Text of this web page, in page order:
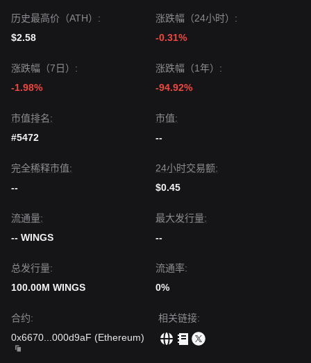
历史最高价（ATH）:
$2.58
涨跌幅（24小时）:
-0.31%
涨跌幅（7日）:
-1.98%
涨跌幅（1年）:
-94.92%
市值排名:
#5472
市值:
--
完全稀释市值:
--
24小时交易额:
$0.45
流通量:
-- WINGS
最大发行量:
--
总发行量:
100.00M WINGS
流通率:
0%
合约:
0x6670
000d9aF (Ethereum)
相关链接: